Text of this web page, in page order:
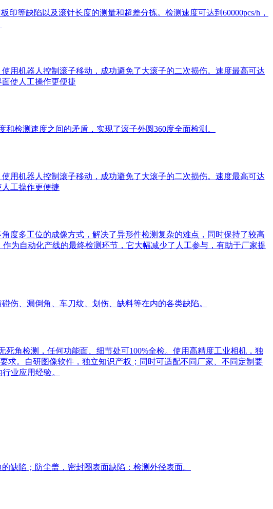
等缺陷以及滚针长度的测量和超差分拣。检测速度可达到60000pcs/h，
用机器人控制滚子移动，成功避免了大滚子的二次损伤。速度最高可达
使人工操作更便捷
检测速度之间的矛盾，实现了滚子外圆360度全面检测。
用机器人控制滚子移动，成功避免了大滚子的二次损伤。速度最高可达
工操作更便捷
度多工位的成像方式，解决了异形件检测复杂的难点，同时保持了较高
为自动化产线的最终检测环节，它大幅减少了人工参与，有助于厂家提
伤、漏倒角、车刀纹、划伤、缺料等在内的各类缺陷。
角检测，任何功能面、细节处可100%全检。使用高精度工业相机，独
求。自研图像软件，独立知识产权；同时可适配不同厂家、不同定制要
业应用经验。
缺陷；防尘盖，密封圈表面缺陷：检测外径表面。